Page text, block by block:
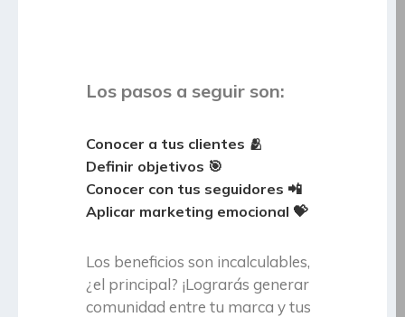
Los pasos a seguir son:
Conocer a tus clientes 🫂
Definir objetivos 🎯
Conocer con tus seguidores 📲
Aplicar marketing emocional 💝
Los beneficios son incalculables,
¿el principal? ¡Lograrás generar
comunidad entre tu marca y tus